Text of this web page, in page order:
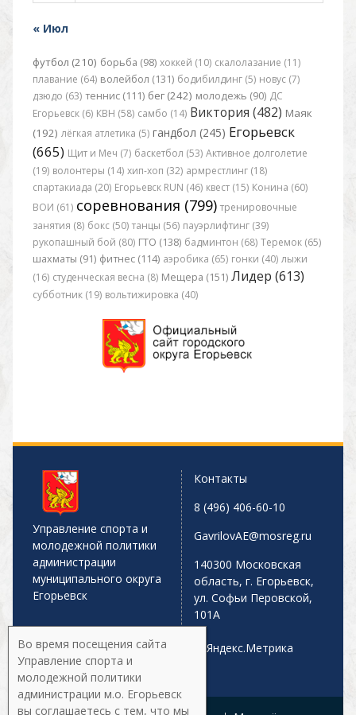
« Июл
футбол (210) борьба (98) хоккей (10) скалолазание (11)
плавание (64) волейбол (131) бодибилдинг (5) новус (7)
дзюдо (63) теннис (111) бег (242) молодежь (90) ДС
Егорьевск (6) КВН (58) самбо (14) Виктория (482) Маяк
(192) лёгкая атлетика (5) гандбол (245) Егорьевск
(665) Щит и Меч (7) баскетбол (53) Активное долголетие
(19) волонтеры (14) хип-хоп (32) армрестлинг (18)
спартакиада (20) Егорьевск RUN (46) квест (15) Конина (60)
ВОИ (61) соревнования (799) тренировочные
занятия (8) бокс (50) танцы (56) пауэрлифтинг (39)
рукопашный бой (80) ГТО (138) бадминтон (68) Теремок (65)
шахматы (91) фитнес (114) аэробика (65) гонки (40) лыжи
(16) студенческая весна (8) Мещера (151) Лидер (613)
субботник (19) вольтижировка (40)
Управление спорта и
молодежной политики
администрации
муниципального округа
Егорьевск
Контакты
8 (496) 406-60-10
GavrilovAE@mosreg.ru
140300 Московская
область, г. Егорьевск,
ул. Софьи Перовской,
101А
Во время посещения сайта
Управление спорта и
молодежной политики
администрации м.о. Егорьевск
вы соглашаетесь с тем, что мы